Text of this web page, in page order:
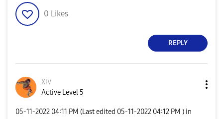
0 Likes
REPLY
XIV
Active Level 5
‎05-11-2022 04:11 PM (Last edited ‎05-11-2022 04:12 PM ) in